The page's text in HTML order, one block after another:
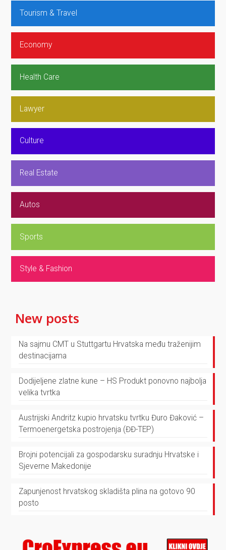
Tourism & Travel
Economy
Health Care
Lawyer
Culture
Real Estate
Autos
Sports
Style & Fashion
New posts
Na sajmu CMT u Stuttgartu Hrvatska među traženijim
destinacijama
Dodijeljene zlatne kune – HS Produkt ponovno najbolja
velika tvrtka
Austrijski Andritz kupio hrvatsku tvrtku Đuro Đaković –
Termoenergetska postrojenja (ĐĐ-TEP)
Brojni potencijali za gospodarsku suradnju Hrvatske i
Sjeverne Makedonije
Zapunjenost hrvatskog skladišta plina na gotovo 90
posto